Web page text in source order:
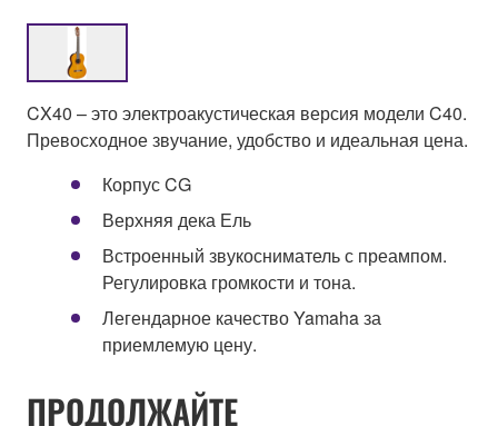
CX40 – это электроакустическая версия модели C40.
Превосходное звучание, удобство и идеальная цена.
Корпус CG
Верхняя дека Ель
Встроенный звукосниматель с преампом.
Регулировка громкости и тона.
Легендарное качество Yamaha за
приемлемую цену.
ПРОДОЛЖАЙТЕ